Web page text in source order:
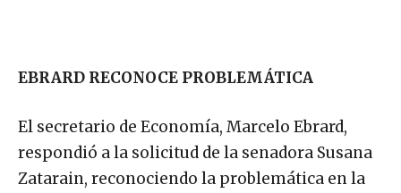
EBRARD RECONOCE PROBLEMÁTICA
El secretario de Economía, Marcelo Ebrard,
respondió a la solicitud de la senadora Susana
Zatarain, reconociendo la problemática en la